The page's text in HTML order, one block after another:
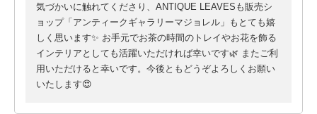
気づかいに触れてくださり、ANTIQUE LEAVESも販売シ
ョップ「アンティークギャラリーマジョレル」もとても嬉
しく思います✨ お手元でお茶の時間のトレイやお花を飾る
インテリアとしても活躍いただければ幸いです🌿 またご利
用いただけると幸いです。今後ともどうぞよろしくお願い
いたします😍